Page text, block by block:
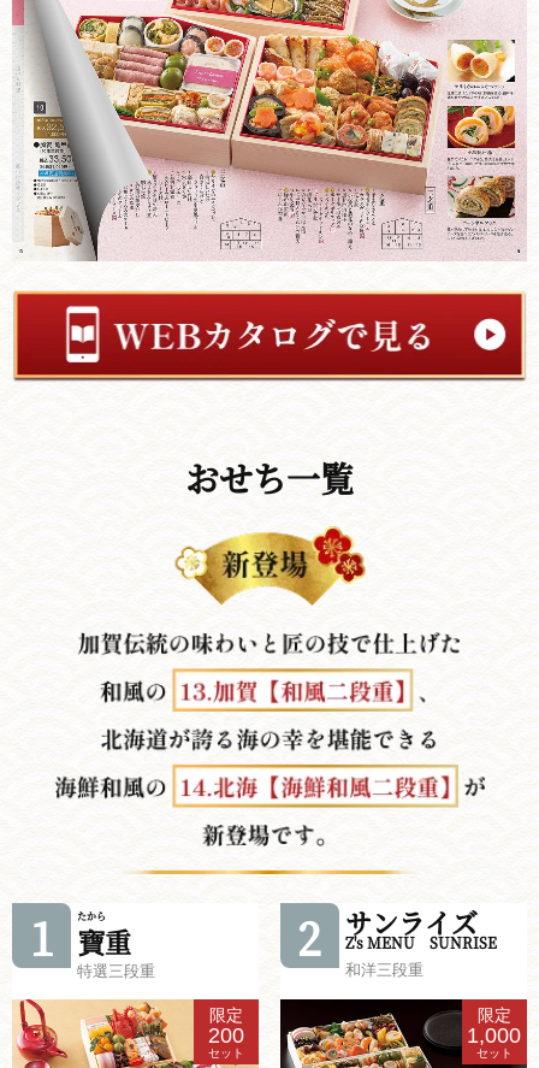
おせち一覧
1 寶
たから
重
特選三段重
限定
200
セット
2 サンライズ
Z's MENU SUNRISE
和洋三段重
限定
1,000
セット